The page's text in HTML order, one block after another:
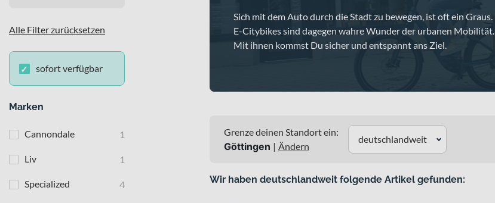
Alle Filter zurücksetzen
sofort verfügbar
Marken
Cannondale 1
Liv 1
Specialized 4
Sich mit dem Auto durch die Stadt zu bewegen, ist oft ein Graus.
E-Citybikes sind dagegen wahre Wunder der urbanen Mobilität.
Mit ihnen kommst Du sicher und entspannt ans Ziel.
Grenze deinen Standort ein:
Göttingen | Ändern
deutschlandweit
Wir haben deutschlandweit folgende Artikel gefunden: